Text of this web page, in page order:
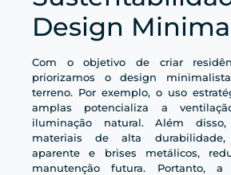
Design
Com o objetivo de criar
priorizamos o design
terreno. Por exemplo, o uso
amplas potencializa a
iluminação natural. Além
materiais de alta durabilidade,
aparente e brises metálicos,
manutenção futura. Portanto,